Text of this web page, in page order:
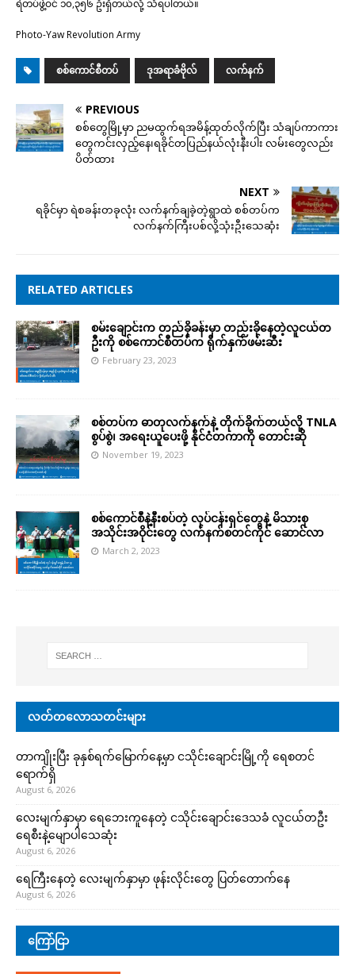
ရဲတပ်ဖွဲ့ဝင် ၁၀,၃၅၆ ဦးရှိတယ်လို့ သိရပါတယ်။
Photo-Yaw Revolution Army
စစ်ကောင်စီတပ် ဒုအရာခံဗိုလ် လက်နက်
PREVIOUS
စစ်တွေမြို့မှာ ညမထွက်ရအမိန့်ထုတ်လိုက်ပြီး သံချပ်ကာကား
တွေကင်းလှည့်နေ၊ရခိုင်တပြည်နယ်လုံးနီးပါး လမ်းတွေလည်း
ပိတ်ထား
NEXT
ရခိုင်မှာ ရဲစခန်းတခုလုံး လက်နက်ချခဲ့တဲ့ရွာထဲ စစ်တပ်က
လက်နက်ကြီးပစ်လို့သုံးဦးသေဆုံး
RELATED ARTICLES
စမ်းချောင်းက တည်ခိုခန်းမှာ တည်းခိုနေတဲ့လူငယ်တ
ဦးကို စစ်ကောင်စီတပ်က ရိုက်နှက်ဖမ်းဆီး
February 23, 2023
စစ်တပ်က ဓာတုလက်နက်နဲ့ တိုက်ခိုက်တယ်လို့ TNLA
စွပ်စွဲ၊ အရေးယူပေးဖို့ နိုင်ငံတကာကို တောင်းဆို
November 19, 2023
စစ်ကောင်စီနဲ့နီးစပ်တဲ့ လုပ်ငန်းရှင်တွေနဲ့ မိသားစု
အသိုင်းအဝိုင်းတွေ လက်နက်စတင်ကိုင် ဆောင်လာ
March 2, 2023
လတ်တလောသတင်းများ
တာကျိုးပြီး ခုနှစ်ရက်မြောက်နေ့မှာ ငသိုင်းချောင်းမြို့ကို ရေစတင်
ရောက်ရှိ
August 6, 2026
လေးမျက်နှာမှာ ရေဘေးကူနေတဲ့ ငသိုင်းချောင်းဒေသခံ လူငယ်တဦး
ရေစီးနဲ့မျောပါသေဆုံး
August 6, 2026
ရေကြီးနေတဲ့ လေးမျက်နှာမှာ ဖုန်းလိုင်းတွေ ပြတ်တောက်နေ
August 6, 2026
ကြော်ငြာ